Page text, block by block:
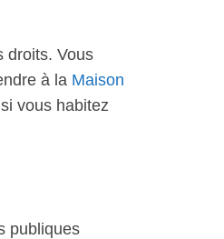
droits. Vous
à la Maison
si vous habitez
publiques